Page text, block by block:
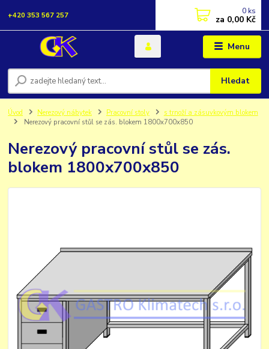
Menu
Hledat
+420 353 567 257 0 ks
za 0,00 Kč
Úvod Nerezový nábytek Pracovní stoly
s trnoží a zásuvkovým blokem
Nerezový pracovní stůl se zás. blokem 1800x700x850
Nerezový pracovní stůl se zás.
blokem 1800x700x850